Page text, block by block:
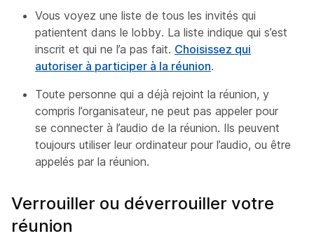
Vous voyez une liste de tous les invités qui
patientent dans le lobby. La liste indique qui s’est
inscrit et qui ne l’a pas fait. Choisissez qui
autoriser à participer à la réunion.
Toute personne qui a déjà rejoint la réunion, y
compris l’organisateur, ne peut pas appeler pour
se connecter à l’audio de la réunion. Ils peuvent
toujours utiliser leur ordinateur pour l’audio, ou être
appelés par la réunion.
Verrouiller ou déverrouiller votre
réunion